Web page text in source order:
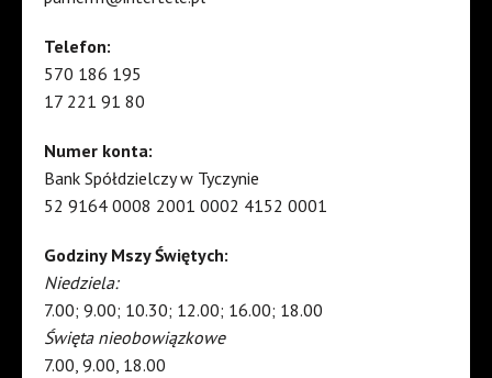
Telefon:
570 186 195
17 221 91 80
Numer konta:
Bank Spółdzielczy w Tyczynie
52 9164 0008 2001 0002 4152 0001
Godziny Mszy Świętych:
Niedziela:
7.00; 9.00; 10.30; 12.00; 16.00; 18.00
Święta nieobowiązkowe
7.00, 9.00, 18.00